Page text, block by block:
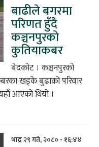
बाढीले बगरमा
परिणत हुँदै
कञ्चनपुरको
कुतियाकबर
बेदकोट । कञ्चनपुरको
खड्के बुढाको परिवार
आएको थियो ।
भाद्र २९ गते, २०८० - १६:४४